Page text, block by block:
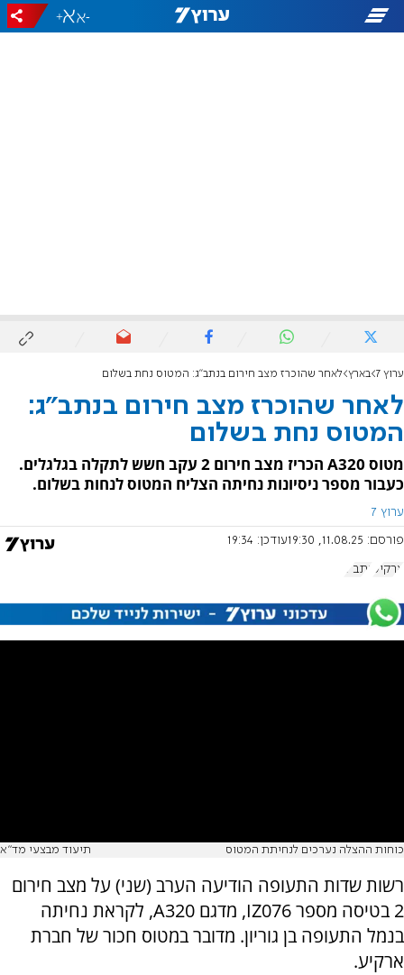
-
+
ערוץ 7 בארץ לאחר שהוכרז מצב חירום בנתב"ג: המטוס נחת בשלום
לאחר שהוכרז מצב חירום בנתב"ג:
המטוס נחת בשלום
מטוס A320 הכריז מצב חירום 2 עקב חשש לתקלה בגלגלים.
כעבור מספר ניסיונות נחיתה הצליח המטוס לנחות בשלום.
ערוץ 7
פורסם: 11.08.25, 19:30 עודכן: 19:34
ארקיע נתב"ג
כוחות ההצלה נערכים לנחיתת המטוס תיעוד מבצעי מד"א
רשות שדות התעופה הודיעה הערב (שני) על מצב חירום
2 בטיסה מספר IZ076, מדגם A320, לקראת נחיתה
בנמל התעופה בן גוריון. מדובר במטוס חכור של חברת
ארקיע.